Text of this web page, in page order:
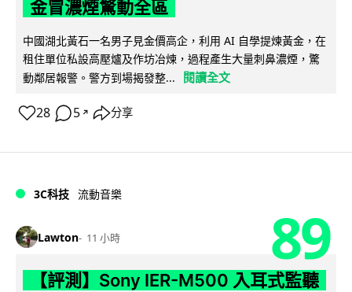
金冒濃煙驚動全區
中國湖北黃石一名男子見金價高企，利用 AI 自學提煉黃金，在
租住單位私設高壓爐及作坊冶煉，過程產生大量刺鼻濃煙，驚
動鄰居報警。警方到場揭發整...
閱讀全文
28 5 ↗ 分享
3C科技 流動音樂
Lawton 11 小時 89
【評測】Sony IER-M500 入耳式監聽